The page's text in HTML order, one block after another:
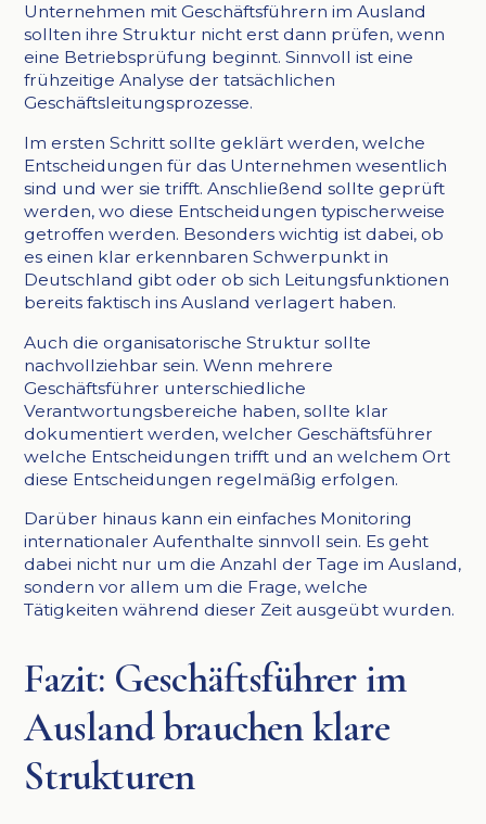
Unternehmen mit Geschäftsführern im Ausland
sollten ihre Struktur nicht erst dann prüfen, wenn
eine Betriebsprüfung beginnt. Sinnvoll ist eine
frühzeitige Analyse der tatsächlichen
Geschäftsleitungsprozesse.
Im ersten Schritt sollte geklärt werden, welche
Entscheidungen für das Unternehmen wesentlich
sind und wer sie trifft. Anschließend sollte geprüft
werden, wo diese Entscheidungen typischerweise
getroffen werden. Besonders wichtig ist dabei, ob
es einen klar erkennbaren Schwerpunkt in
Deutschland gibt oder ob sich Leitungsfunktionen
bereits faktisch ins Ausland verlagert haben.
Auch die organisatorische Struktur sollte
nachvollziehbar sein. Wenn mehrere
Geschäftsführer unterschiedliche
Verantwortungsbereiche haben, sollte klar
dokumentiert werden, welcher Geschäftsführer
welche Entscheidungen trifft und an welchem Ort
diese Entscheidungen regelmäßig erfolgen.
Darüber hinaus kann ein einfaches Monitoring
internationaler Aufenthalte sinnvoll sein. Es geht
dabei nicht nur um die Anzahl der Tage im Ausland,
sondern vor allem um die Frage, welche
Tätigkeiten während dieser Zeit ausgeübt wurden.
Fazit: Geschäftsführer im
Ausland brauchen klare
Strukturen